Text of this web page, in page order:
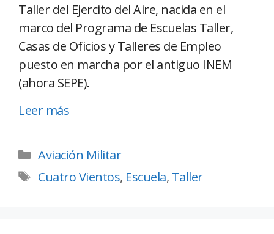
Taller del Ejercito del Aire, nacida en el
marco del Programa de Escuelas Taller,
Casas de Oficios y Talleres de Empleo
puesto en marcha por el antiguo INEM
(ahora SEPE).
Leer más
Aviación Militar
Cuatro Vientos, Escuela, Taller